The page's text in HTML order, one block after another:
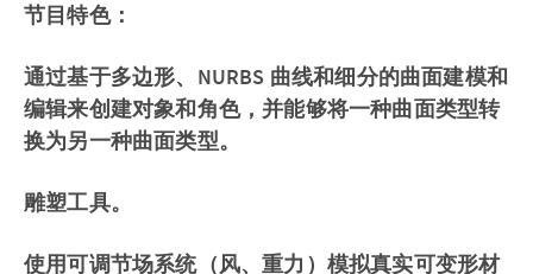
节目特色：
通过基于多边形、NURBS 曲线和细分的曲面建模和
编辑来创建对象和角色，并能够将一种曲面类型转
换为另一种曲面类型。
雕塑工具。
使用可调节场系统（风、重力）模拟真实可变形材